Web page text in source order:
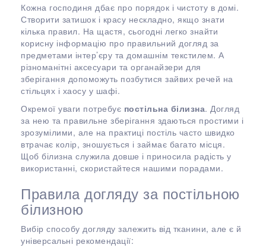
Кожна господиня дбає про порядок і чистоту в домі.
Створити затишок і красу нескладно, якщо знати
кілька правил. На щастя, сьогодні легко знайти
корисну інформацію про правильний догляд за
предметами інтер’єру та домашнім текстилем. А
різноманітні аксесуари та органайзери для
зберігання допоможуть позбутися зайвих речей на
стільцях і хаосу у шафі.
Окремої уваги потребує постільна білизна. Догляд
за нею та правильне зберігання здаються простими і
зрозумілими, але на практиці постіль часто швидко
втрачає колір, зношується і займає багато місця.
Щоб білизна служила довше і приносила радість у
використанні, скористайтеся нашими порадами.
Правила догляду за постільною
білизною
Вибір способу догляду залежить від тканини, але є й
універсальні рекомендації: